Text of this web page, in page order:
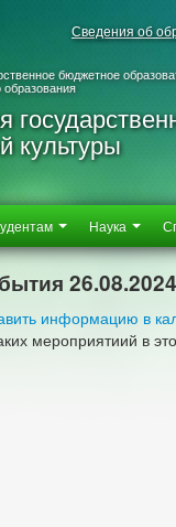
Сведения об
бюджетное
культуры
Наука
26.08.2024
информацию в
мероприятиий в